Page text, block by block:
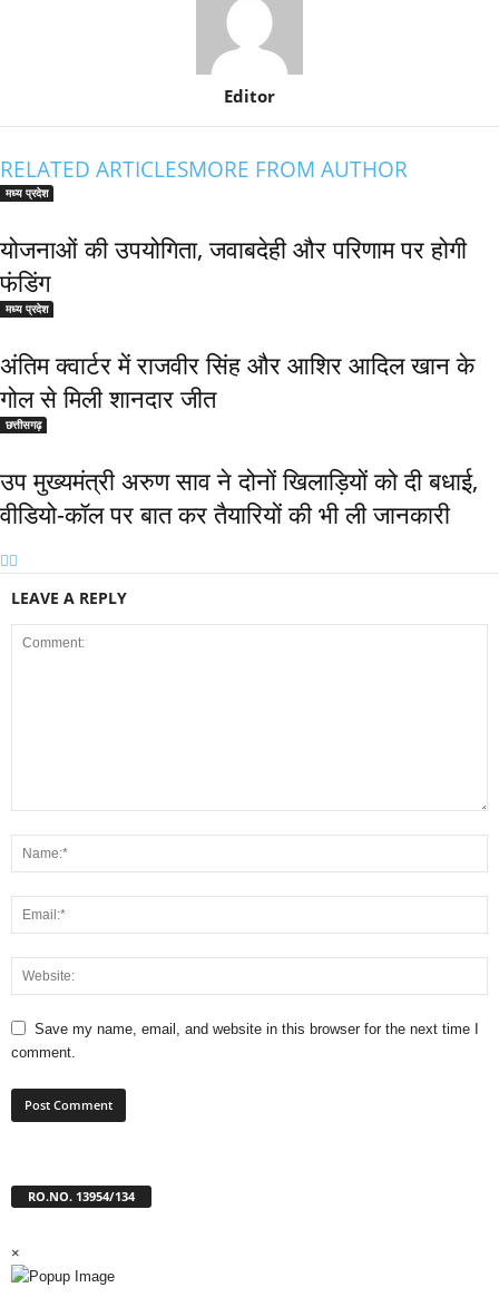
Editor
RELATED ARTICLESMORE FROM AUTHOR
मध्य प्रदेश
योजनाओं की उपयोगिता, जवाबदेही और परिणाम पर होगी
फंडिंग
मध्य प्रदेश
अंतिम क्वार्टर में राजवीर सिंह और आशिर आदिल खान के
गोल से मिली शानदार जीत
छत्तीसगढ़
उप मुख्यमंत्री अरुण साव ने दोनों खिलाड़ियों को दी बधाई,
वीडियो-कॉल पर बात कर तैयारियों की भी ली जानकारी
LEAVE A REPLY
Save my name, email, and website in this browser for the next time I
comment.
RO.NO. 13954/134
×